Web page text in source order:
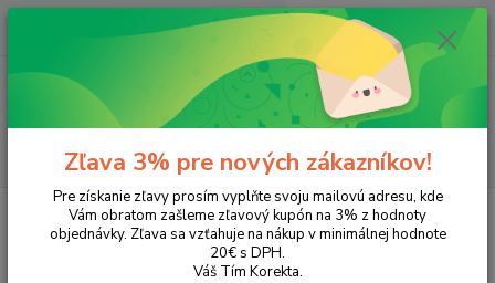
Hľadať
ks
za 0,00 EUR
Tonery a náplne do tlačiarní Brother HL 1112
Zľava 3% pre nových zákazníkov!
Pre získanie zľavy prosím vyplňte svoju mailovú adresu, kde
Vám obratom zašleme zľavový kupón na 3% z hodnoty
objednávky. Zľava sa vzťahuje na nákup v minimálnej hodnote
20€ s DPH.
Váš Tím Korekta.